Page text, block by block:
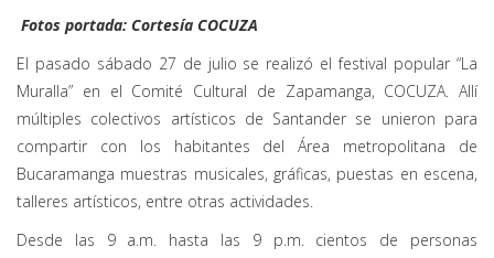
Fotos portada: Cortesía COCUZA
El pasado sábado 27 de julio se realizó el festival popular “La
Muralla” en el Comité Cultural de Zapamanga, COCUZA. Allí
múltiples colectivos artísticos de Santander se unieron para
compartir con los habitantes del Área metropolitana de
Bucaramanga muestras musicales, gráficas, puestas en escena,
talleres artísticos, entre otras actividades.
Desde las 9 a.m. hasta las 9 p.m. cientos de personas